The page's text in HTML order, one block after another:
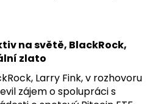
na světě, BlackRock,
zlato
Larry Fink, v rozhovoru
zájem o spolupráci s